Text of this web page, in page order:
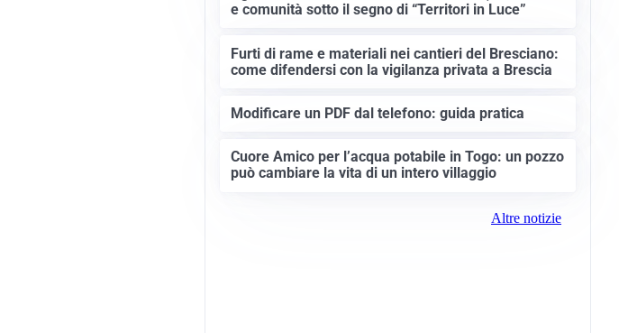
e comunità sotto il segno di “Territori in Luce”
Furti di rame e materiali nei cantieri del Bresciano:
come difendersi con la vigilanza privata a Brescia
Modificare un PDF dal telefono: guida pratica
Cuore Amico per l’acqua potabile in Togo: un pozzo
può cambiare la vita di un intero villaggio
Altre notizie